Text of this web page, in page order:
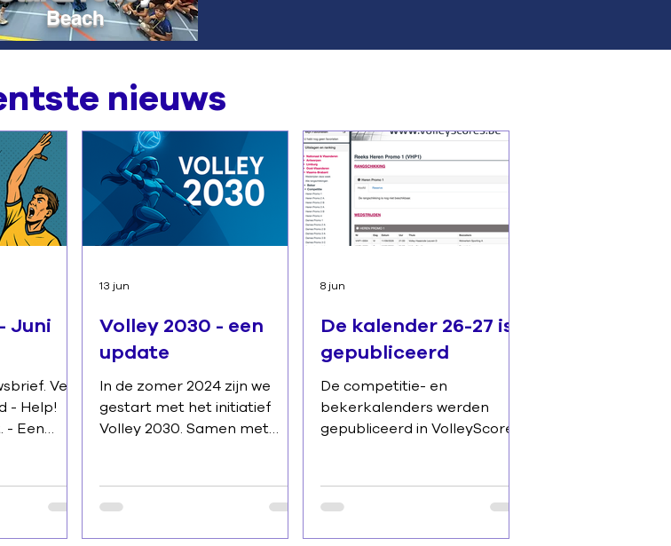
Beach
nieuws
Juni
Veel
- Help!
- Een
voor
Volley 2030 - een
update
In de zomer 2024 zijn we
gestart met het initiatief
Volley 2030. Samen met
volleybal in Volley Vlaams-
Brabant laten groeien. Elk
seizoen bekijken we welke
13 jun
De kalender 26-27 is
gepubliceerd
De competitie- en
bekerkalenders werden
gepubliceerd in VolleyScores.
ken kunnen starten met de
wedstrijdwijzigingen. Deze
zijn gratis tot en met 15
8 jun